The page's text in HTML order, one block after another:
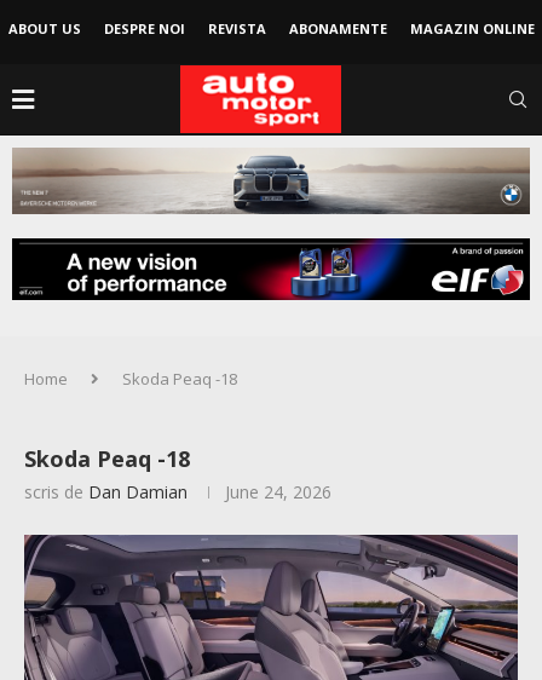
ABOUT US DESPRE NOI REVISTA ABONAMENTE MAGAZIN ONLINE
Home Skoda Peaq -18
Skoda Peaq -18
scris de Dan Damian June 24, 2026